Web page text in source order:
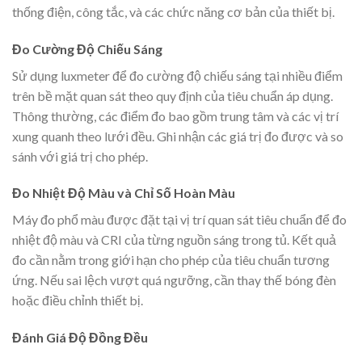
thống điện, công tắc, và các chức năng cơ bản của thiết bị.
Đo Cường Độ Chiếu Sáng
Sử dụng luxmeter để đo cường độ chiếu sáng tại nhiều điểm
trên bề mặt quan sát theo quy định của tiêu chuẩn áp dụng.
Thông thường, các điểm đo bao gồm trung tâm và các vị trí
xung quanh theo lưới đều. Ghi nhận các giá trị đo được và so
sánh với giá trị cho phép.
Đo Nhiệt Độ Màu và Chỉ Số Hoàn Màu
Máy đo phổ màu được đặt tại vị trí quan sát tiêu chuẩn để đo
nhiệt độ màu và CRI của từng nguồn sáng trong tủ. Kết quả
đo cần nằm trong giới hạn cho phép của tiêu chuẩn tương
ứng. Nếu sai lệch vượt quá ngưỡng, cần thay thế bóng đèn
hoặc điều chỉnh thiết bị.
Đánh Giá Độ Đồng Đều